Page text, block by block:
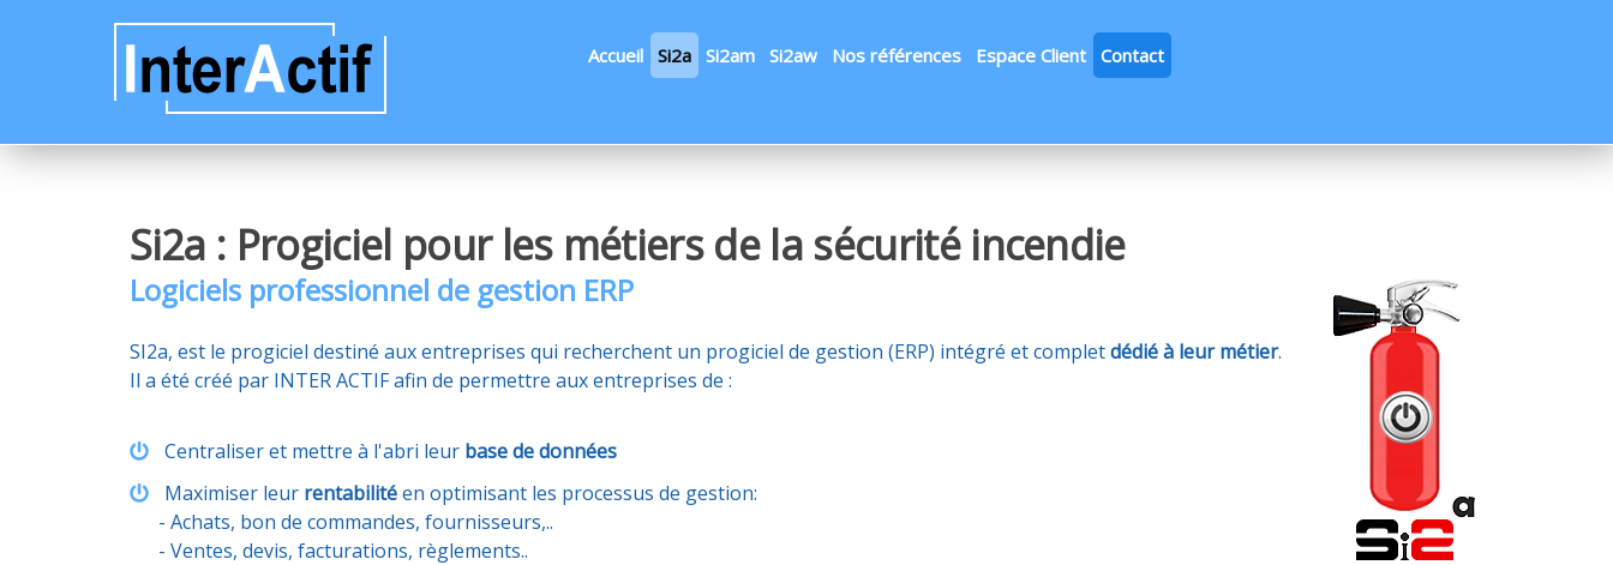
Accueil Si2a Si2am Si2aw Nos références Espace Client Contact
Si2a : Progiciel pour les métiers de la sécurité incendie
Logiciels professionnel de gestion ERP
SI2a, est le progiciel destiné aux entreprises qui recherchent un progiciel de gestion (ERP) intégré et completdédié à leur métier.
Il a été créé par INTER ACTIF afin de permettre aux entreprises de :
Centraliser et mettre à l'abri leur base de données
Maximiser leur rentabilitéen optimisant les processus de gestion:
- Achats, bon de commandes, fournisseurs,..
- Ventes, devis, facturations, règlements..